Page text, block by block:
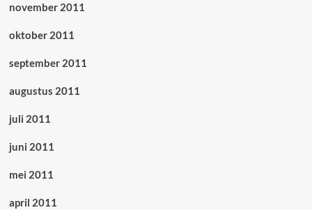
november 2011
oktober 2011
september 2011
augustus 2011
juli 2011
juni 2011
mei 2011
april 2011